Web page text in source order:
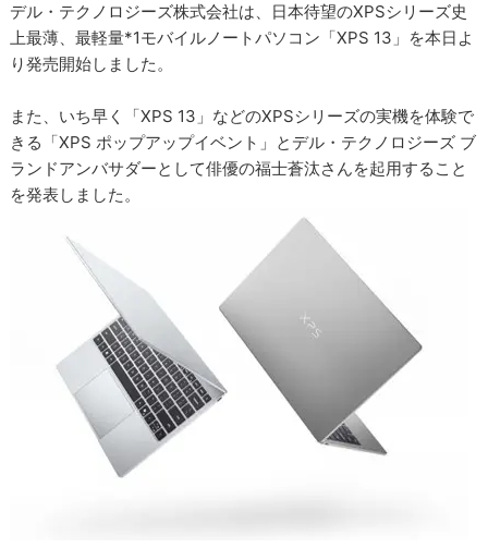
デル・テクノロジーズ株式会社は、日本待望のXPSシリーズ史
上最薄、最軽量*1モバイルノートパソコン「XPS 13」を本日よ
り発売開始しました。
また、いち早く「XPS 13」などのXPSシリーズの実機を体験で
きる「XPS ポップアップイベント」とデル・テクノロジーズ ブ
ランドアンバサダーとして俳優の福士蒼汰さんを起用すること
を発表しました。